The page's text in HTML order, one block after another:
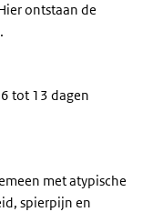
ontstaan de
tot 13 dagen
met atypische
spierpijn en